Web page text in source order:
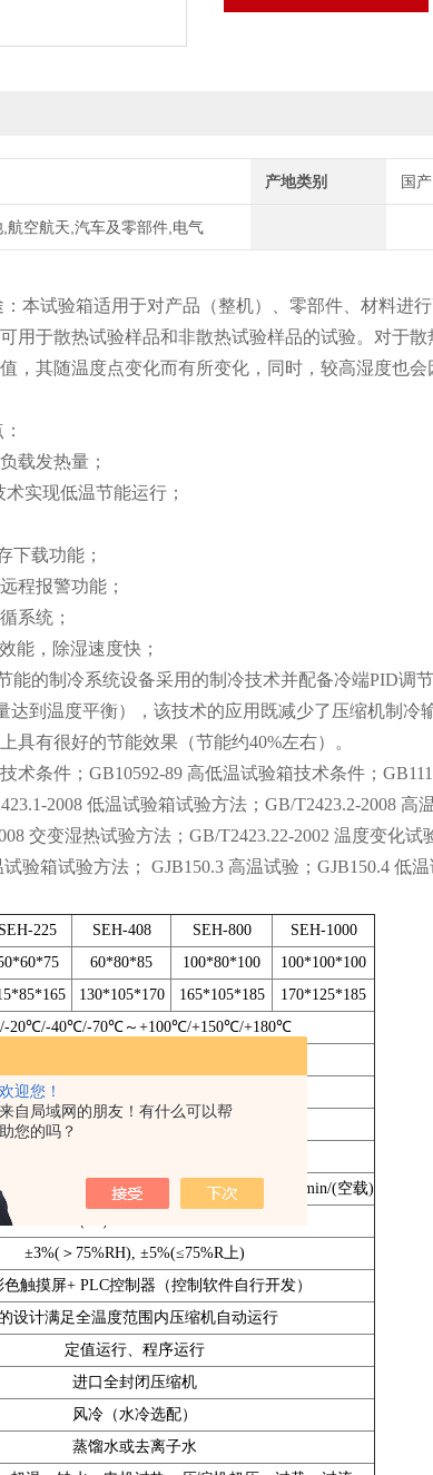
欢迎您！
来自局域网的朋友！有什么可以帮
助您的吗？
产地类别 国产
航空航天,汽车及零部件,电气
：本试验箱适用于对产品（整机）、零部件、材料进
用于散热试验样品和非散热试验样品的试验。对于
，其随温度点变化而有所变化，同时，较高湿度也
载发热量；
实现低温节能运行；
下载功能；
程报警功能；
系统；
能，除湿速度快；
能的制冷系统设备采用的制冷技术并配备冷端PID调
达到温度平衡），该技术的应用既减少了压缩机制冷
具有很好的节能效果（节能约40%左右）。
术条件；GB10592-89 高低温试验箱技术条件；
2008 低温试验箱试验方法；GB/T2423.2-2008 高
交变湿热试验方法；GB/T2423.22-2002 温度变化试
验箱试验方法； GJB150.3 高温试验；GJB150.4 低
SEH-225 SEH-408 SEH-800
SEH-1000
60*80*85 100*80*100
100*100*100
130*105*170 165*105*185 170*125*185
20℃/-40℃/-70℃～+100℃/+150℃/+180℃
≤1℃（≤±0.5℃,按GB/T5170-1996表示）
+20℃～-40℃/50min/ +20℃～-70℃/60min/(空载)
±3%(＞75%RH), ±5%(≤75%R上)
触摸屏+ PLC控制器（控制软件自行开发）
设计满足全温度范围内压缩机自动运行
定值运行、程序运行
进口全封闭压缩机
风冷（水冷选配）
蒸馏水或去离子水